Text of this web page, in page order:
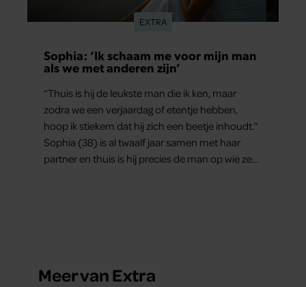
EXTRA
Sophia: ‘Ik schaam me voor mijn man
als we met anderen zijn’
“Thuis is hij de leukste man die ik ken, maar
zodra we een verjaardag of etentje hebben,
hoop ik stiekem dat hij zich een beetje inhoudt.”
Sophia (38) is al twaalf jaar samen met haar
partner en thuis is hij precies de man op wie ze
Meer van Extra